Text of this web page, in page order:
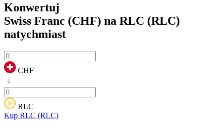
Konwertuj
Swiss Franc (CHF) na RLC (RLC)
natychmiast
CHF
RLC
Kup RLC (RLC)